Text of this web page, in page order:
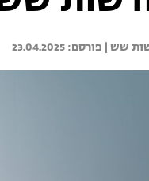
שש | 23.04.2025